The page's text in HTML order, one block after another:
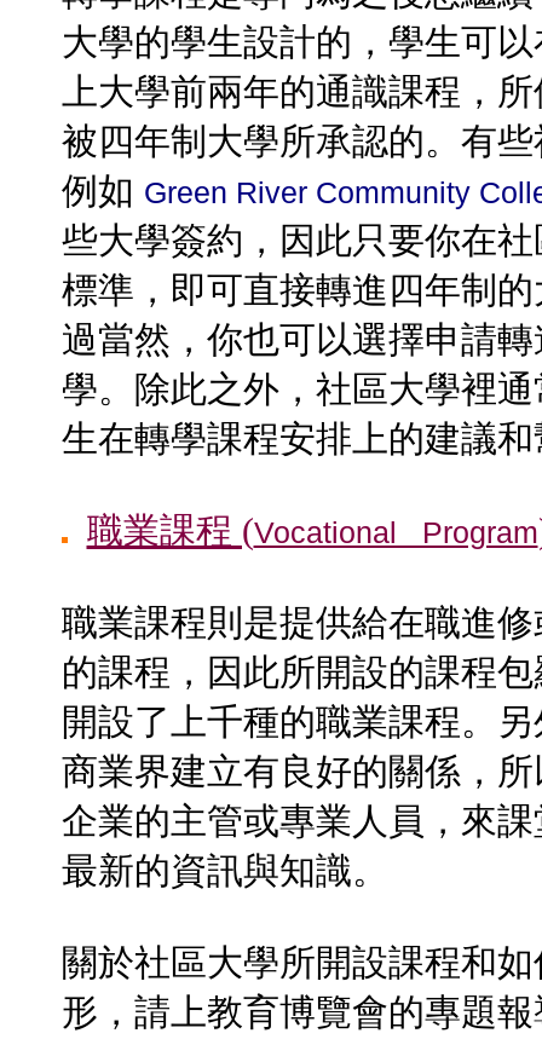
大學的學生設計的，學生可
上大學前兩年的通識課程，
被四年制大學所承認的。有
例如 Green River Community
些大學簽約，因此只要你在
標準，即可直接轉進四年制
過當然，你也可以選擇申請
學。除此之外，社區大學裡
生在轉學課程安排上的建議
職業課程 (Vocational Program
職業課程則是提供給在職進
的課程，因此所開設的課程
開設了上千種的職業課程。
商業界建立有良好的關係，
企業的主管或專業人員，來
最新的資訊與知識。
關於社區大學所開設課程和
形，請上教育博覽會的專題